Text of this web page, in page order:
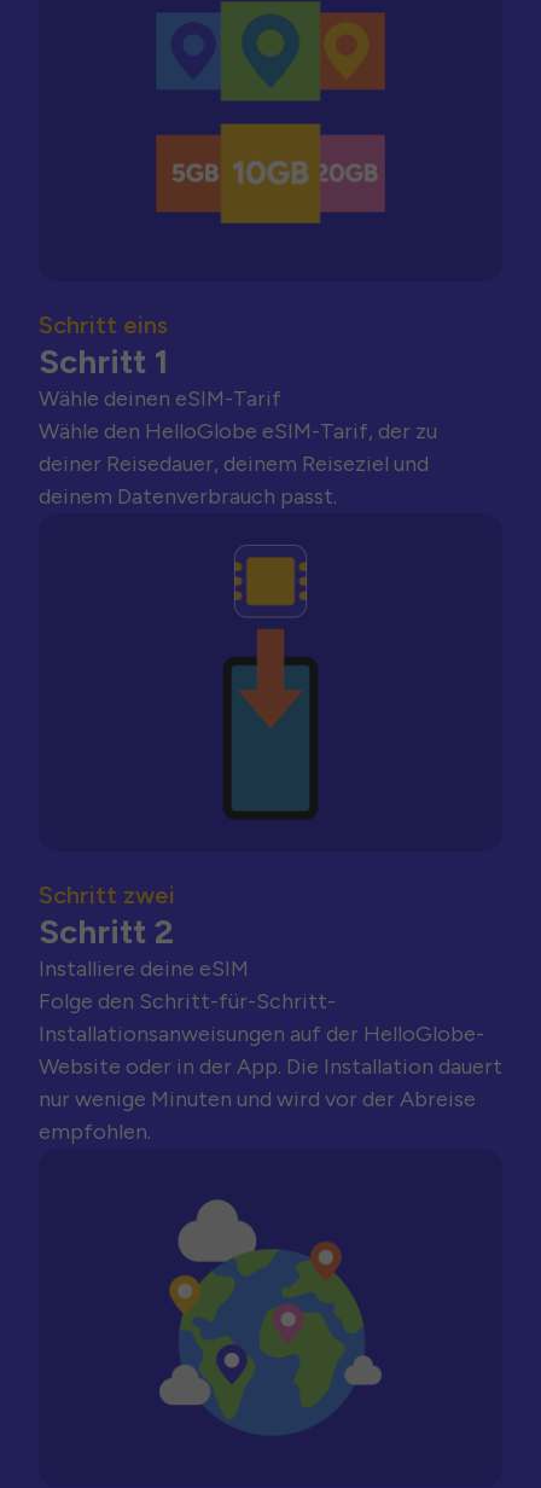
Schritt eins
Schritt 1
Wähle deinen eSIM-Tarif
Wähle den HelloGlobe eSIM-Tarif, der zu
deiner Reisedauer, deinem Reiseziel und
deinem Datenverbrauch passt.
Schritt zwei
Schritt 2
Installiere deine eSIM
Folge den Schritt-für-Schritt-
Installationsanweisungen auf der HelloGlobe-
Website oder in der App. Die Installation dauert
nur wenige Minuten und wird vor der Abreise
empfohlen.